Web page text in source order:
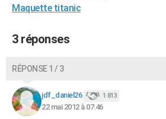
GUIDES D'ACHAT
BONS PLANS
Dictionnaire
Biographies
Citations
Expressions
Proverbes
PROGRAMME TV
Maquette titanic
3 réponses
RÉPONSE 1 / 3
jdf_daniel26 1 813
22 mai 2012 à 07:46